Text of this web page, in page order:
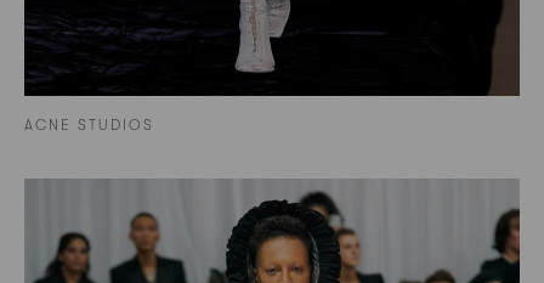
ACNE STUDIOS